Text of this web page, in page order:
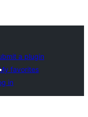
a plugin
favorites
in